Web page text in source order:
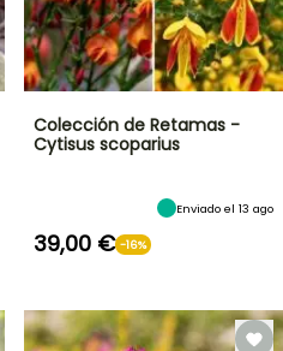
Colección de Retamas -
Cytisus scoparius
Enviado el 13 ago
39,00 € -16%